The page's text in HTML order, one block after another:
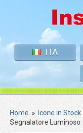
ITA
Home » Icone in Stock
Segnalatore Luminoso